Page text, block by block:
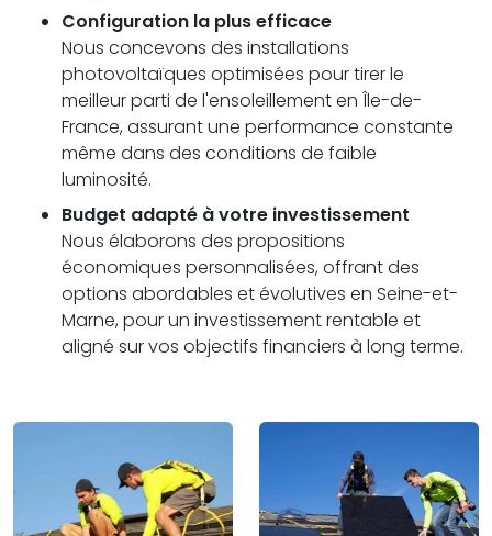
Configuration la plus efficace
Nous concevons des installations
photovoltaïques optimisées pour tirer le
meilleur parti de l'ensoleillement en Île-de-
France, assurant une performance constante
même dans des conditions de faible
luminosité.
Budget adapté à votre investissement
Nous élaborons des propositions
économiques personnalisées, offrant des
options abordables et évolutives en Seine-et-
Marne, pour un investissement rentable et
aligné sur vos objectifs financiers à long terme.